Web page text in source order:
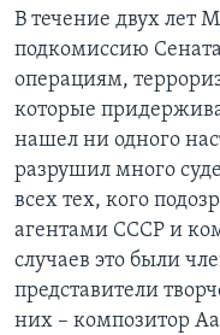
В течение двух лет
подкомиссию
операциям,
которые
нашел ни одного
разрушил много
всех тех, кого
агентами СССР и
случаев это были
представители
них – композитор